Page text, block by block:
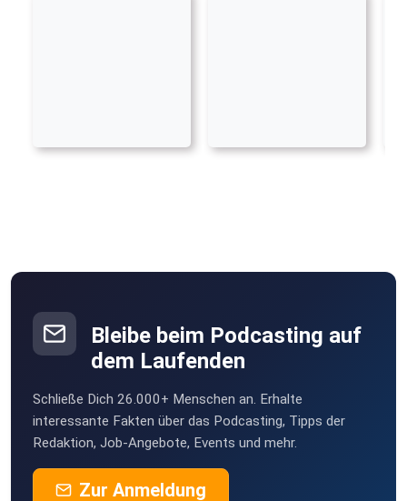
Bleibe beim Podcasting auf
dem Laufenden
Schließe Dich 26.000+ Menschen an. Erhalte
interessante Fakten über das Podcasting, Tipps der
Redaktion, Job-Angebote, Events und mehr.
Zur Anmeldung